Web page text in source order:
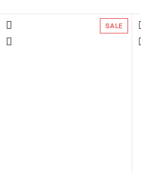
SALE